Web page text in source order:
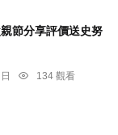
節分享評價送史努
134 觀看